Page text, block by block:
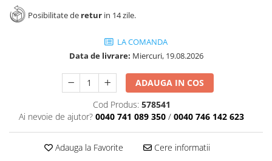
Posibilitate de retur in 14 zile.
LA COMANDA
Data de livrare: Miercuri, 19.08.2026
ADAUGA IN COS
Cod Produs: 578541
Ai nevoie de ajutor? 0040 741 089 350 / 0040 746 142 623
Adauga la Favorite Cere informatii